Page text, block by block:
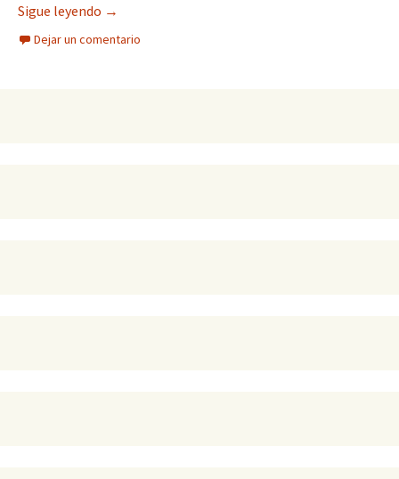
Sigue leyendo Podrían cerrar carreteras los campesinos en
→
Dejar un comentario